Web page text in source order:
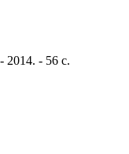
2014. - 56 с.